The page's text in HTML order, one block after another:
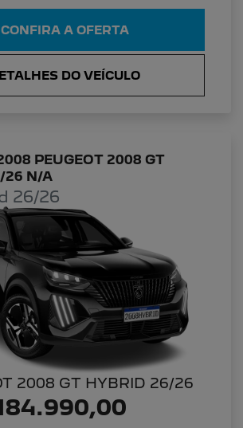
CONFIRA A OFERTA
DO VEÍCULO
PEUGEOT 2008 GT
26 N/A
26/26
2008 GT HYBRID 26/26